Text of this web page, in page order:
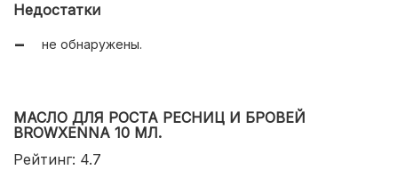
Недостатки
не обнаружены.
МАСЛО ДЛЯ РОСТА РЕСНИЦ И БРОВЕЙ
BROWXENNA 10 МЛ.
Рейтинг: 4.7